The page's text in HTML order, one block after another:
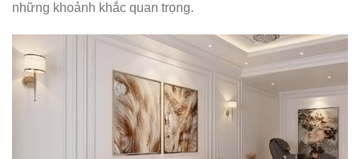
những khoảnh khắc quan trọng.